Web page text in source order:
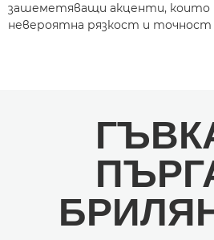
зашеметяващи акценти, които
невероятна рязкост и